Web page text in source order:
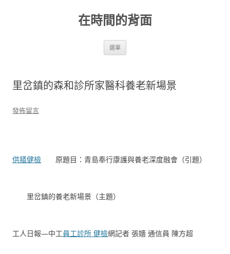
在時間的背面
選單
里岔鎮的森和診所家醫科養老新場景
發佈留言
供膳健檢 原題目：青島奉行康護與養老深度融會（引題）
里岔鎮的養老新場景（主題）
工人日報—中工員工診所 健檢網記者 張嬙 通信員 陳方超